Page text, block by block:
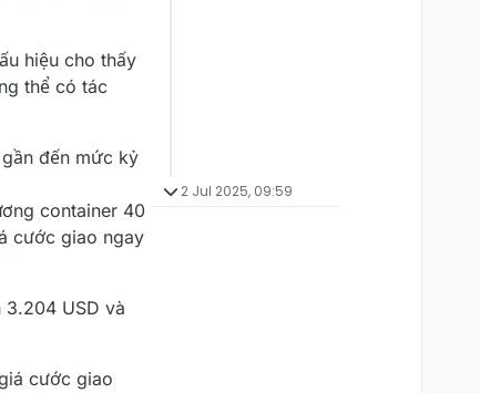
hiệu cho thấy
thể có tác
đến mức kỷ
container 40
cước giao ngay
3.204 USD và
cước giao
2 Jul 2025, 09:59